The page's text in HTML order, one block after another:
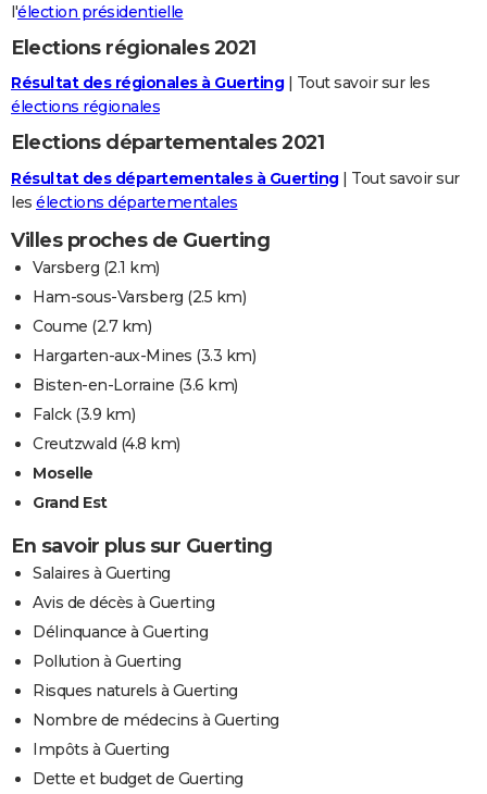
l'élection présidentielle
Elections régionales 2021
Résultat des régionales à Guerting| Tout savoir sur les
élections régionales
Elections départementales 2021
Résultat des départementales à Guerting| Tout savoir sur
les élections départementales
Villes proches de Guerting
Varsberg (2.1 km)
Ham-sous-Varsberg (2.5 km)
Coume (2.7 km)
Hargarten-aux-Mines (3.3 km)
Bisten-en-Lorraine (3.6 km)
Falck(3.9 km)
Creutzwald (4.8 km)
Moselle
Grand Est
En savoir plus sur Guerting
Salaires à Guerting
Avis de décès à Guerting
Délinquance à Guerting
Pollution à Guerting
Risques naturels à Guerting
Nombre de médecins à Guerting
Impôts à Guerting
Dette et budget de Guerting